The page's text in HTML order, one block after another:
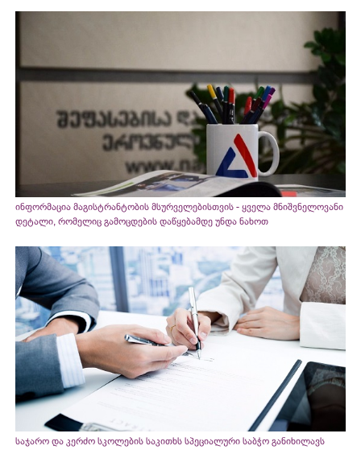
ინფორმაცია მაგისტრანტობის მსურველებისთვის - ყველა მნიშვნელოვანი
დეტალი, რომელიც გამოცდების დაწყებამდე უნდა ნახოთ
საჯარო და კერძო სკოლების საკითხს სპეციალური საბჭო განიხილავს